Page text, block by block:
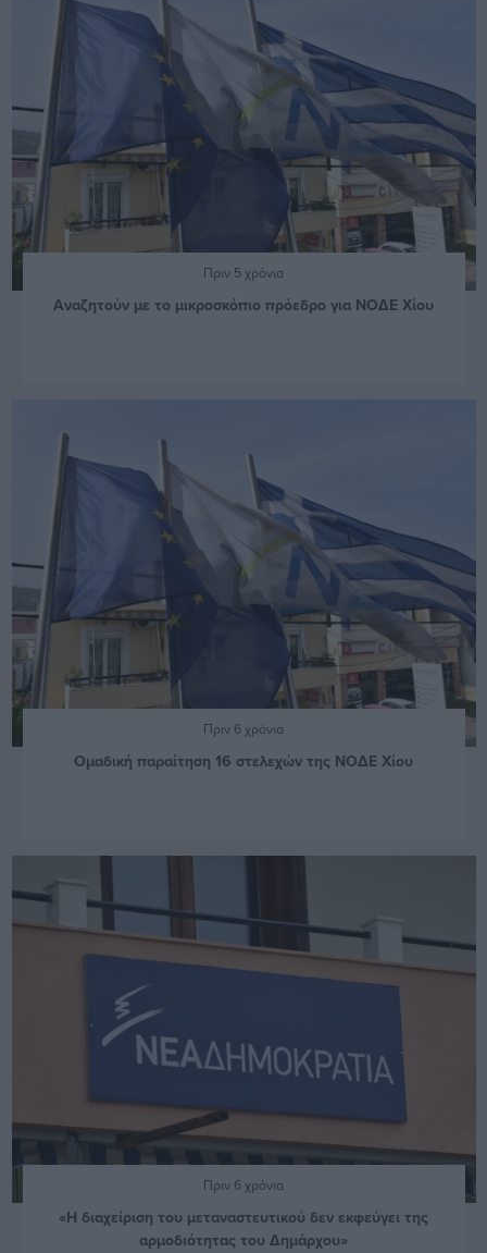
Πριν 5 χρόνια
Αναζητούν με το μικροσκόπιο πρόεδρο για ΝΟΔΕ Χίου
Πριν 6 χρόνια
Ομαδική παραίτηση 16 στελεχών της ΝΟΔΕ Χίου
Πριν 6 χρόνια
«Η διαχείριση του μεταναστευτικού δεν εκφεύγει της
αρμοδιότητας του Δημάρχου»